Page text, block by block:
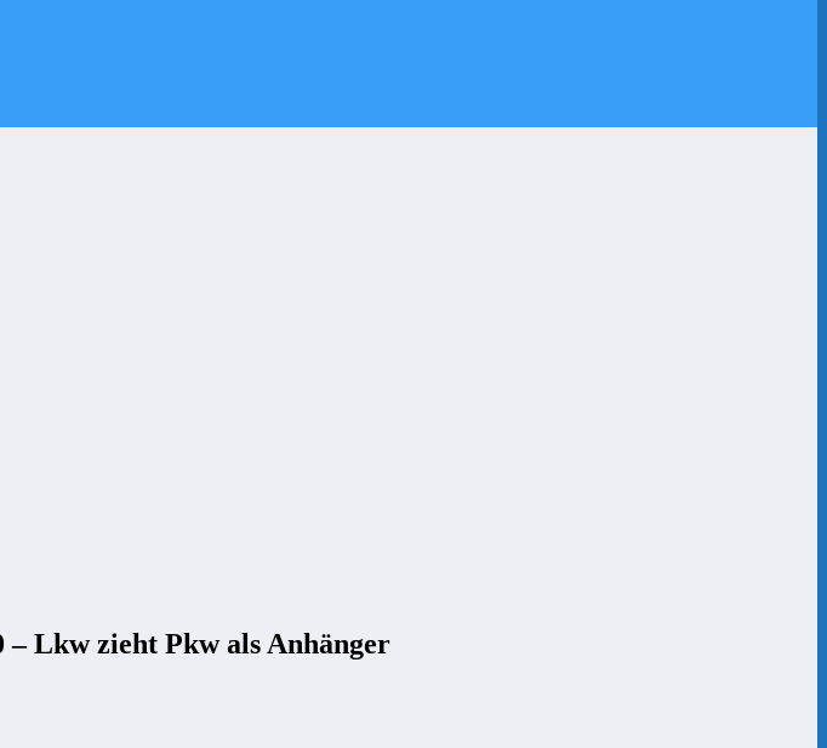
Lkw zieht Pkw als Anhänger